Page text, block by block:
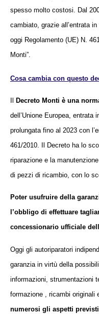
spesso molto costosi. Dal
cambiato, grazie all’entrata
oggi Regolamento (UE) N.
Monti”.
Cosa cambia con questo
Decreto Monti è una
dell’Unione Europea,
prolungata fino al 2023 con
461/2010. Il Decreto ha lo
riparazione e la
di pezzi di ricambio, con lo
Poter usufruire della
l’obbligo di effettuare
concessionario ufficiale
Oggi gli autoriparatori
garanzia in virtù della
informazioni, strumentazioni
formazione , ricambi originali
numerosi gli aspetti